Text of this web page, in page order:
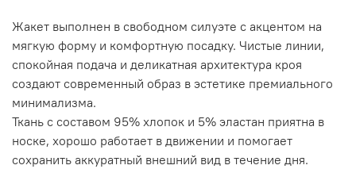
Жакет выполнен в свободном силуэте с акцентом на
мягкую форму и комфортную посадку. Чистые линии,
спокойная подача и деликатная архитектура кроя
создают современный образ в эстетике премиального
минимализма.
Ткань с составом 95% хлопок и 5% эластан приятна в
носке, хорошо работает в движении и помогает
сохранить аккуратный внешний вид в течение дня.